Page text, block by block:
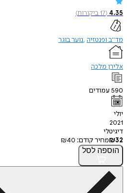
4.35
(
17ביקורות)
מד"ב ופנטזיה נוער בוגר
אלירן מלכה
590 עמודים
יולי
2021
דיגיטלי
₪32 מחיר קודם: ₪40
הוספה לסל